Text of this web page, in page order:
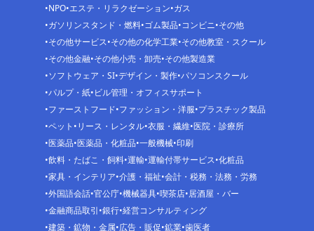
NPO エステ・リラクゼーション ガス
ガソリンスタンド・燃料 ゴム製品 コンビニ その他
その他サービス その他の化学工業 その他教室・スクール
その他金融 その他小売・卸売 その他製造業
ソフトウェア・SI デザイン・製作 パソコンスクール
パルプ・紙 ビル管理・オフィスサポート
ファーストフード ファッション・洋服 プラスチック製品
ペット リース・レンタル 衣服・繊維 医院・診療所
医薬品 医薬品・化粧品 一般機械 印刷
飲料・たばこ・飼料 運輸 運輸付帯サービス 化粧品
家具・インテリア 介護・福祉 会計・税務・法務・労務
外国語会話 官公庁 機械器具 喫茶店 居酒屋・バー
金融商品取引 銀行 経営コンサルティング
建築・鉱物・金属 広告・販促 鉱業 歯医者